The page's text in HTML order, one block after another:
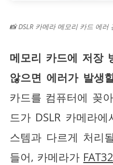
📸 DSLR 카메라 메모리 카드 에러
메모리 카드에 저장
않으면 에러가 발생
카드를 컴퓨터에 꽂
드가 DSLR 카메라
스템과 다르게 처리
들어, 카메라가 FAT32